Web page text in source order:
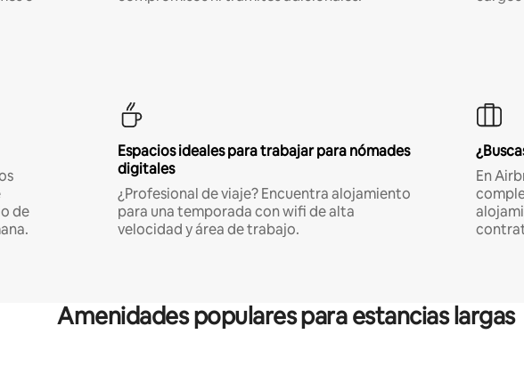
de
Espacios ideales para trabajar para nómades
digitales
¿Profesional de viaje? Encuentra alojamiento
para una temporada con wifi de alta
velocidad y área de trabajo.
En
Amenidades populares para estancias largas